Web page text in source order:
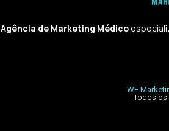
Agência de Marketing Médico
WE
Todos os